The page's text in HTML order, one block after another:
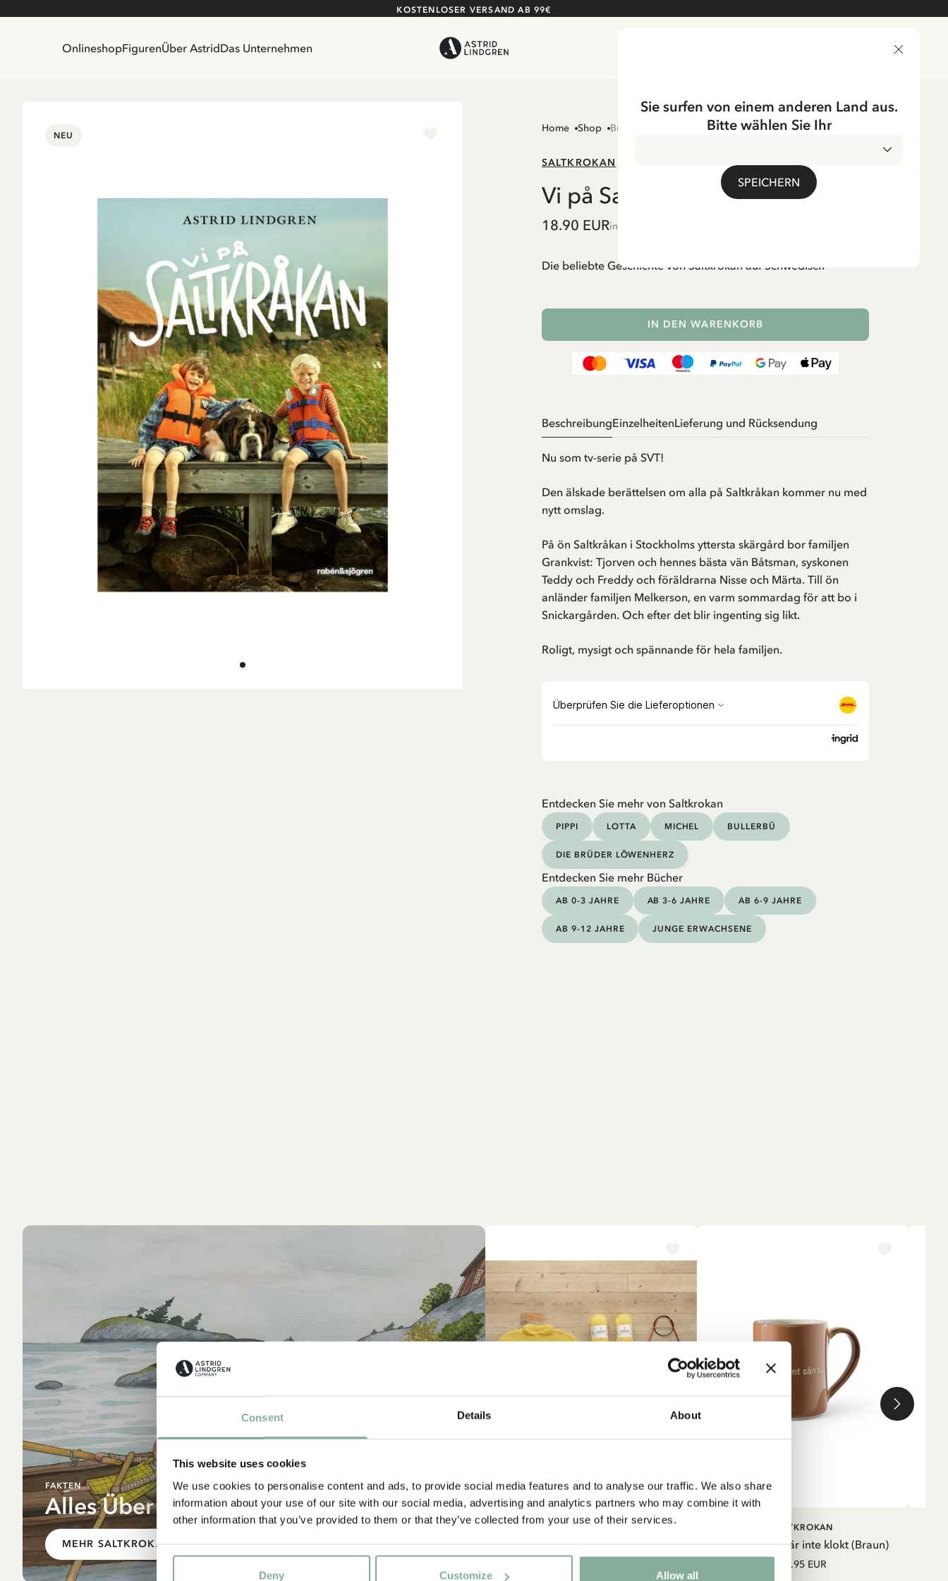
Consent Details About
This website uses cookies
We use cookies to personalise content and ads, to provide social media features and to analyse our traffic. We also share
information about your use of our site with our social media, advertising and analytics partners who may combine it with
other information that you’ve provided to them or that they’ve collected from your use of their services.
Deny Customize Allow all
KOSTENLOSER VERSAND AB 99€
OnlineshopFigurenÜber AstridDas Unternehmen
NEU
Home Shop Bücher
SALTKROKAN Schwedisch
Vi på Saltkråkan – Schwedisch
18.90 EURinkl. MwSt.
Die beliebte Geschichte von Saltkrokan auf Schwedisch
IN DEN WARENKORB
BeschreibungEinzelheitenLieferung und Rücksendung
Nu som tv-serie på SVT!
Den älskade berättelsen om alla på Saltkråkan kommer nu med
nytt omslag.
På ön Saltkråkan i Stockholms yttersta skärgård bor familjen
Grankvist: Tjorven och hennes bästa vän Båtsman, syskonen
Teddy och Freddy och föräldrarna Nisse och Märta. Till ön
anländer familjen Melkerson, en varm sommardag för att bo i
Snickargården. Och efter det blir ingenting sig likt.
Roligt, mysigt och spännande för hela familjen.
Entdecken Sie mehr von Saltkrokan
PIPPI LOTTA MICHEL BULLERBÜ
DIE BRÜDER LÖWENHERZ
Entdecken Sie mehr Bücher
AB 0-3 JAHRE AB 3-6 JAHRE AB 6-9 JAHRE
AB 9-12 JAHRE JUNGE ERWACHSENE
FAKTEN
Alles Über Saltkrokan
MEHR SALTKROKAN
IN DEN WARENKORB
Strickset Saltkrakan – Tjorvens Pulli
SALTKROKAN IN DEN WARENKORB
Tasse - Ja det är inte klokt (Braun)
SALTKROKAN
28.95 EUR
Sie surfen von einem anderen Land aus.
Bitte wählen Sie Ihr
SPEICHERN
Abonnieren Sie unseren Newsletter und erhalten
Sie 10 % Rabatt!
Einkauf!
Allgemeinen Geschäftsbedingungen.
JETZT MITGLIED WERDEN